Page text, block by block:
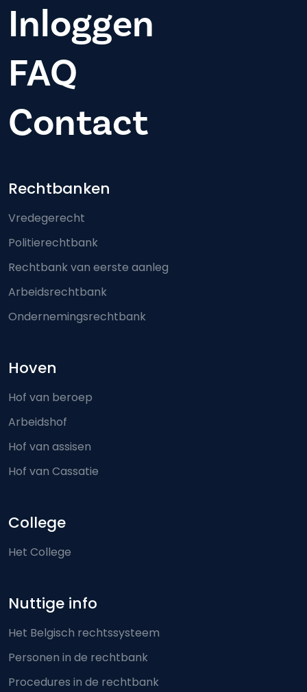
Inloggen
FAQ
Contact
Footer-menu
Rechtbanken
Vredegerecht
Politierechtbank
Rechtbank van eerste aanleg
Arbeidsrechtbank
Ondernemingsrechtbank
Hoven
Hof van beroep
Arbeidshof
Hof van assisen
Hof van Cassatie
College
Het College
Nuttige info
Het Belgisch rechtssysteem
Personen in de rechtbank
Procedures in de rechtbank